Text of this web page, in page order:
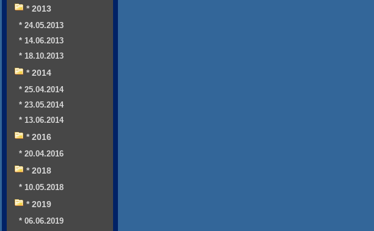
* 2013
* 24.05.2013
* 14.06.2013
* 18.10.2013
* 2014
* 25.04.2014
* 23.05.2014
* 13.06.2014
* 2016
* 20.04.2016
* 2018
* 10.05.2018
* 2019
* 06.06.2019